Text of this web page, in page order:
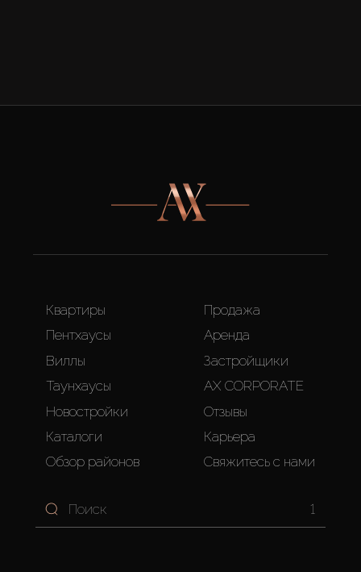
Квартиры
Пентхаусы
Виллы
Таунхаусы
Новостройки
Каталоги
Обзор районов
Продажа
Аренда
Застройщики
AX CORPORATE
Отзывы
Карьера
Свяжитесь с нами
1